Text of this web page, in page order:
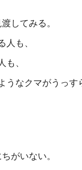
してみる。
人も、
も、
うなクマがうっす
がいない。